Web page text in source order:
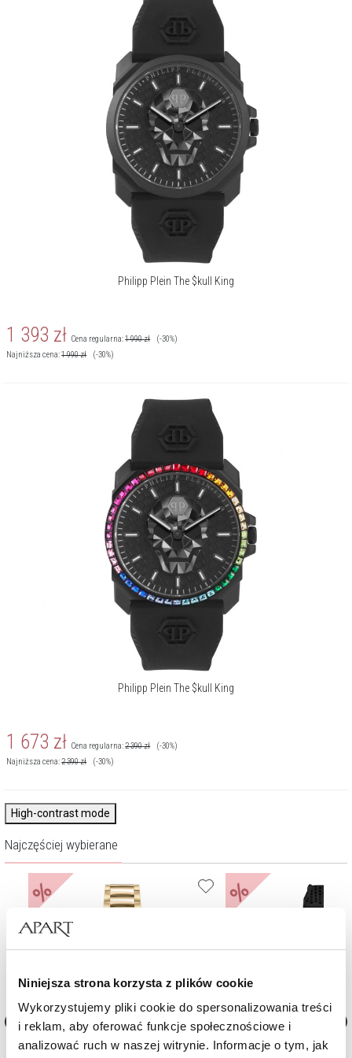
Niniejsza strona korzysta z plików cookie
Wykorzystujemy pliki cookie do spersonalizowania treści
i reklam, aby oferować funkcje społecznościowe i
analizować ruch w naszej witrynie. Informacje o tym, jak
Philipp Plein The $kull King
1 393 zł Cena regularna:1 990zł
(-30%)
Najniższa cena:1 990zł (-30%)
Philipp Plein The $kull King
1 673 zł Cena regularna:2 390zł
(-30%)
Najniższa cena:2 390zł (-30%)
High-contrast mode
Najczęściej wybierane
%
Zegarek męski Philipp Plein $Keleton
%
Zegarek męski Philipp Plein